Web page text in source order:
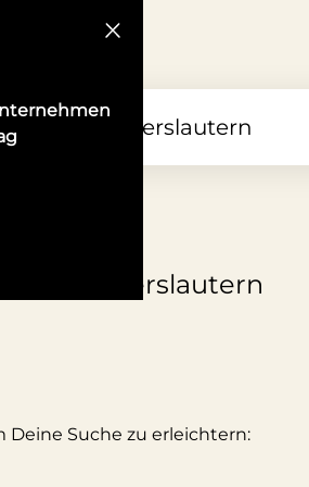
in Kaiserslautern
Deine Suche zu erleichtern: